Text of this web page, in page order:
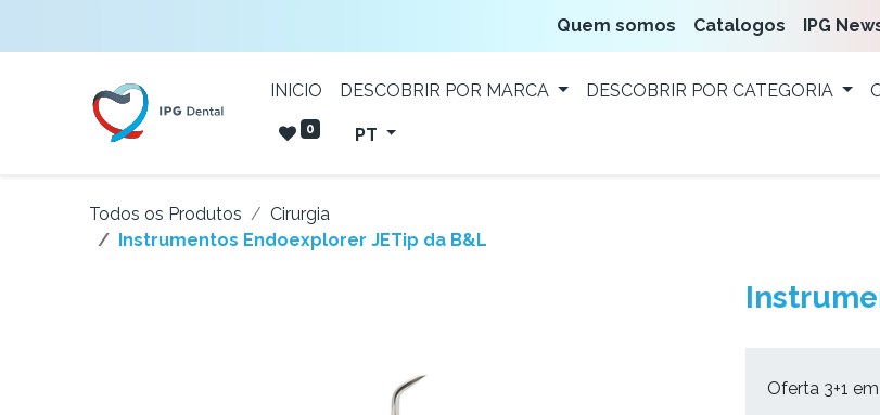
Quem somos Catalogos IPG
INICIO DESCOBRIR POR MARCA DESCOBRIR POR CATEGORIA
0 PT
Todos os Produtos
Cirurgia
Instrumentos Endoexplorer JETip da B&L
Oferta 3+1